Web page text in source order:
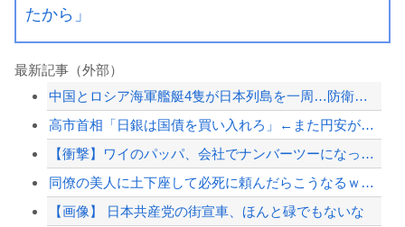
たから」
最新記事（外部）
中国とロシア海軍艦艇4隻が日本列島を一周…防衛省が全航路を公開！
高市首相「日銀は国債を買い入れろ」←また円安が進行するやん
【衝撃】ワイのパッパ、会社でナンバーツーになった結果ｗｗｗｗｗｗｗｗｗｗ
同僚の美人に土下座して必死に頼んだらこうなるｗｗｗ
【画像】 日本共産党の街宣車、ほんと碌でもないな